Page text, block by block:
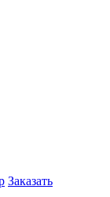
Заказать